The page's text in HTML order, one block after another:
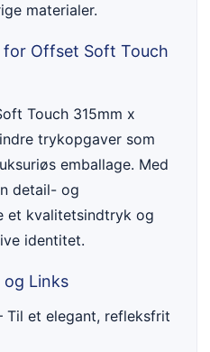
materialer.
for Offset Soft Touch
Touch 315mm x
trykopgaver som
emballage. Med
detail- og
et kvalitetsindtryk og
identitet.
og Links
Til et elegant, refleksfrit